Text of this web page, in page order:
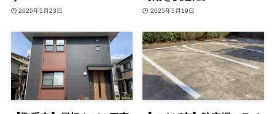
2025年5月23日 2025年5月19日